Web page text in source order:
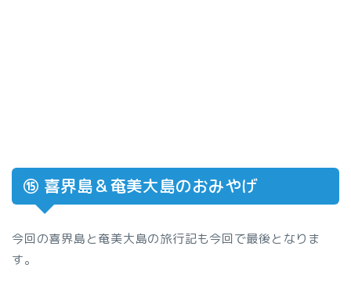
⑮ 喜界島＆奄美大島のおみやげ
今回の喜界島と奄美大島の旅行記も今回で最後となりま
す。